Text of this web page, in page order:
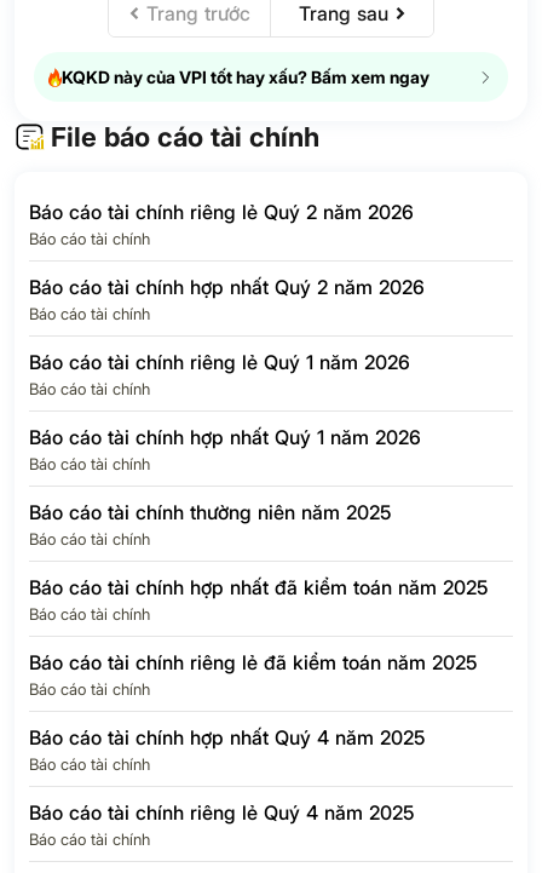
Thuế thu nhập
doanh nghiệp –
hoãn lại
34.1 -576.8%
nhập doanh nghiệp
Lợi ích của cổ
Lợi nhuận của Cổ
đông của Công ty
mẹ
EPS Quý 397
Trang trước Trang sau
KQKD này của VPI tốt hay xấu? Bấm xem ngay
File báo cáo tài chính
Báo cáo tài chính riêng lẻ Quý 2 năm 2026
Báo cáo tài chính
Báo cáo tài chính hợp nhất Quý 2 năm 2026
Báo cáo tài chính
Báo cáo tài chính riêng lẻ Quý 1 năm 2026
Báo cáo tài chính
Báo cáo tài chính hợp nhất Quý 1 năm 2026
Báo cáo tài chính
Báo cáo tài chính thường niên năm 2025
Báo cáo tài chính
Báo cáo tài chính hợp nhất đã kiểm toán năm 2025
Báo cáo tài chính
Báo cáo tài chính riêng lẻ đã kiểm toán năm 2025
Báo cáo tài chính
Báo cáo tài chính hợp nhất Quý 4 năm 2025
Báo cáo tài chính
Báo cáo tài chính riêng lẻ Quý 4 năm 2025
Báo cáo tài chính